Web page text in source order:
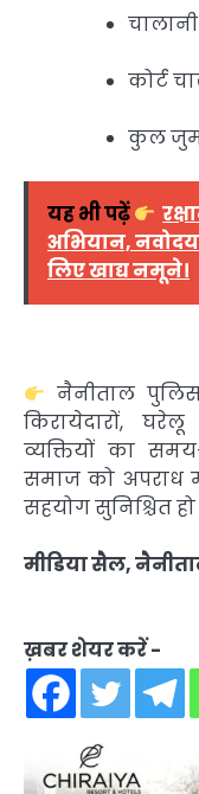
चालानी
कोर्ट
कुल
यह भी पढ़ें
अभियान, नवोदय
लिए खाद्य नमूने।
नैनीताल
किरायेदारों,
व्यक्तियों का
समाज को अपराध
सहयोग सुनिश्चित
मीडिया सैल,
ख़बर शेयर करें -